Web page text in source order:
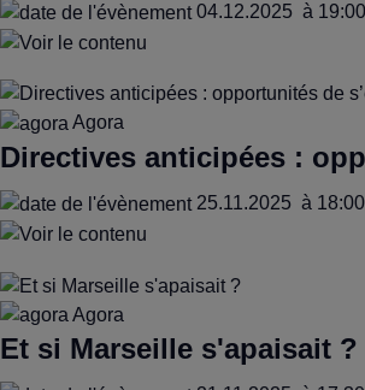
04.12.2025 à 19:00
Agora
Directives anticipées :
25.11.2025 à 18:00
Agora
Et si Marseille s'apaisait ?